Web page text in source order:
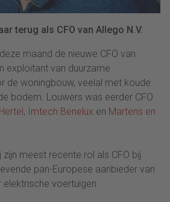
terug als CFO van Allego N.V.
maand de nieuwe CFO van
exploitant van duurzame
de woningbouw, veelal met koude
bodem. Louwers was eerder CFO
Hertel, Imtech Benelux en Martens en
zijn meest recente rol als CFO bij
pan-Europese aanbieder van
voertuigen.